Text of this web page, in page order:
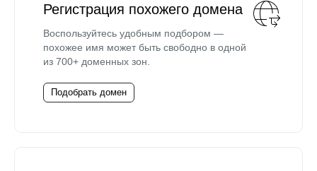
Регистрация похожего домена
Воспользуйтесь удобным подбором —
похожее имя может быть свободно в одной
из 700+ доменных зон.
Подобрать домен